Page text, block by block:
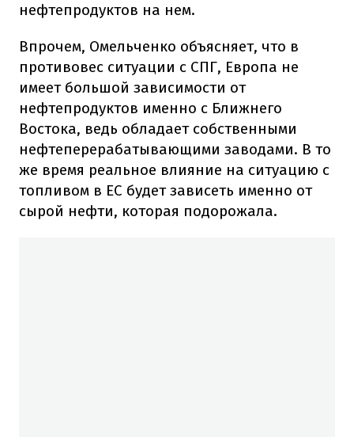
нефтепродуктов на нем.
Впрочем, Омельченко объясняет, что в
противовес ситуации с СПГ, Европа не
имеет большой зависимости от
нефтепродуктов именно с Ближнего
Востока, ведь обладает собственными
нефтеперерабатывающими заводами. В то
же время реальное влияние на ситуацию с
топливом в ЕС будет зависеть именно от
сырой нефти, которая подорожала.